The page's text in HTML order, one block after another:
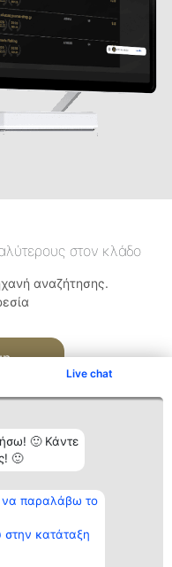
Live chat
🙂 Κάντε
🙂
να παραλάβω το
στην κατάταξη
στον κλάδο
αναζήτησης.
Επικοινωνία
Επικοινωνία